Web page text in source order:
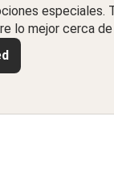
especiales.
lo mejor cerca